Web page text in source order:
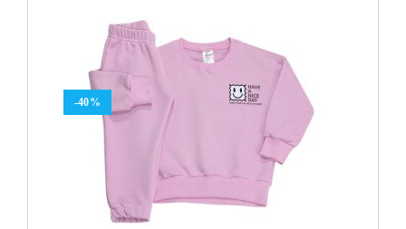
-40%